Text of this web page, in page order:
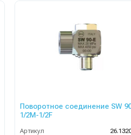
Поворотное соединение SW
1/2M-1/2F
Артикул